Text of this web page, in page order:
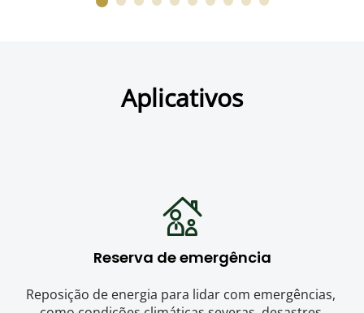
Aplicativos
Reserva de emergência
Reposição de energia para lidar com emergências,